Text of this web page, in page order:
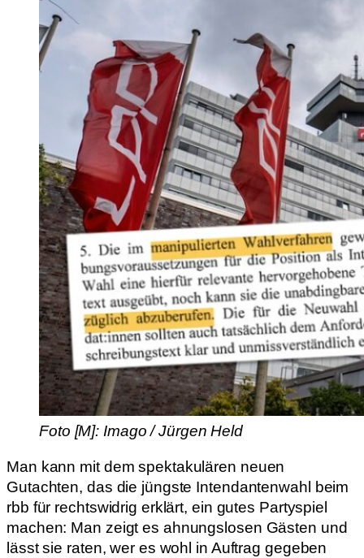
Foto [M]: Imago / Jürgen Held
Man kann mit dem spektakulären neuen
Gutachten, das die jüngste Intendantenwahl beim
rbb für rechtswidrig erklärt, ein gutes Partyspiel
machen: Man zeigt es ahnungslosen Gästen und
lässt sie raten, wer es wohl in Auftrag gegeben